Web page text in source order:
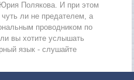
Полякова. И при этом
ли не предателем, а
проводником по
вы хотите услышать
язык - слушайте